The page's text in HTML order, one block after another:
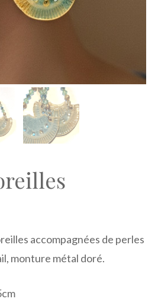
accompagnées de perles
monture métal doré.